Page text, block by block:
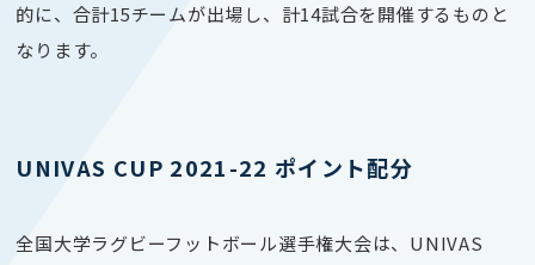
的に、合計15チームが出場し、計14試合を開催するものと
なります。
UNIVAS CUP 2021-22 ポイント配分
全国大学ラグビーフットボール選手権大会は、UNIVAS